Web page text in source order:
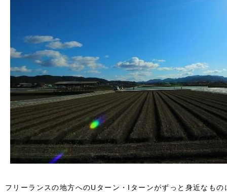
フリーランスの地方へのUターン・Iターンがずっと身近なも